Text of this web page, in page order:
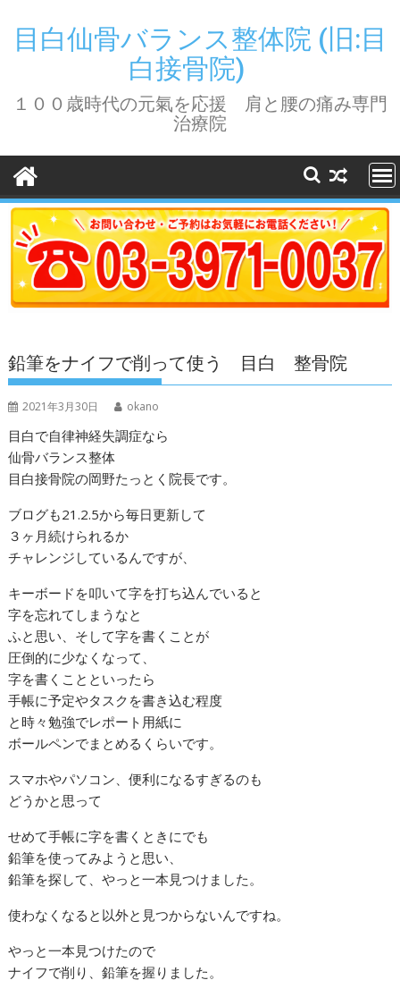
content
目白仙骨バランス整体院 (旧:目
白接骨院)
１００歳時代の元氣を応援 肩と腰の痛み専門
治療院
鉛筆をナイフで削って使う 目白 整骨院
2021年3月30日 okano
目白で自律神経失調症なら
仙骨バランス整体
目白接骨院の岡野たっとく院長です。
ブログも21.2.5から毎日更新して
３ヶ月続けられるか
チャレンジしているんですが、
キーボードを叩いて字を打ち込んでいると
字を忘れてしまうなと
ふと思い、そして字を書くことが
圧倒的に少なくなって、
字を書くことといったら
手帳に予定やタスクを書き込む程度
と時々勉強でレポート用紙に
ボールペンでまとめるくらいです。
スマホやパソコン、便利になるすぎるのも
どうかと思って
せめて手帳に字を書くときにでも
鉛筆を使ってみようと思い、
鉛筆を探して、やっと一本見つけました。
使わなくなると以外と見つからないんですね。
やっと一本見つけたので
ナイフで削り、鉛筆を握りました。